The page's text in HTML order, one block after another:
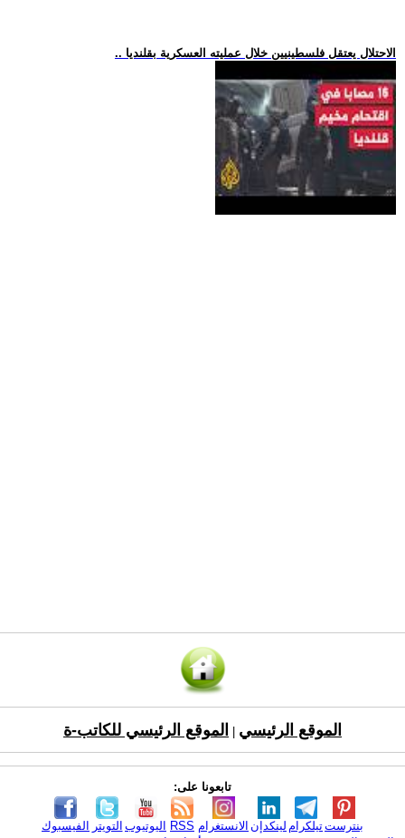
.. الاحتلال يعتقل فلسطينيين خلال عمليته العسكرية بقلنديا
الموقع الرئيسي الموقع الرئيسي للكاتب-ة
تابعونا على:
الفيسبوك التويتر اليوتيوب RSS الانستغرام لينكدإن تيلكرامبنترست